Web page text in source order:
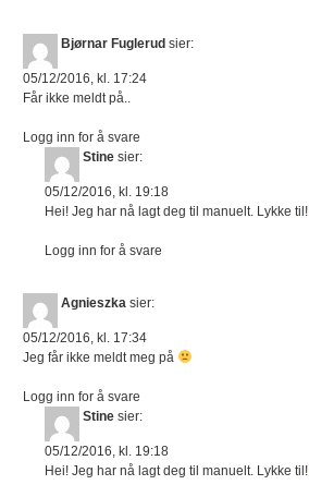
Bjørnar Fuglerud sier:
05/12/2016, kl. 17:24
Får ikke meldt på..
Logg inn for å svare
Stine sier:
05/12/2016, kl. 19:18
Hei! Jeg har nå lagt deg til manuelt. Lykke til!
Logg inn for å svare
Agnieszka sier:
05/12/2016, kl. 17:34
Jeg får ikke meldt meg på
Logg inn for å svare
Stine sier:
05/12/2016, kl. 19:18
Hei! Jeg har nå lagt deg til manuelt. Lykke til!